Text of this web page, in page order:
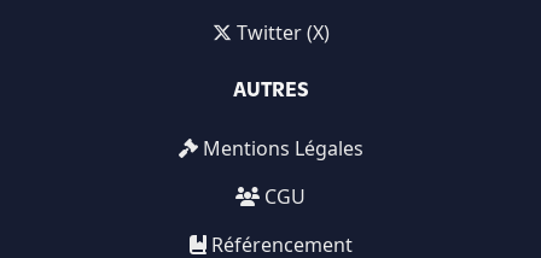
Twitter (X)
AUTRES
Mentions Légales
CGU
Référencement